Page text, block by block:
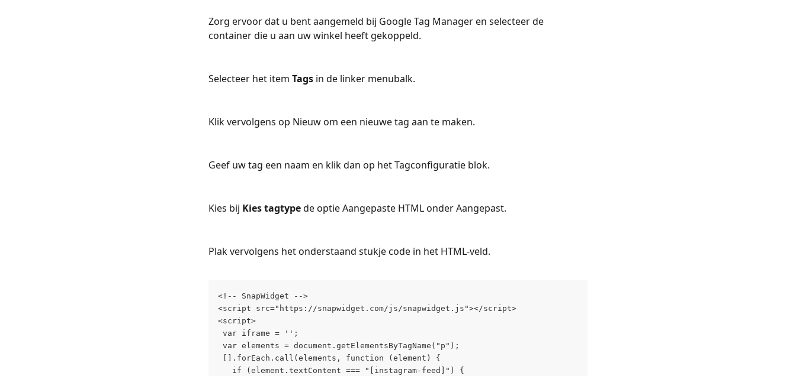
Zorg ervoor dat u bent aangemeld bij Google Tag Manager en selecteer de
container die u aan uw winkel heeft gekoppeld.
Selecteer het item Tags in de linker menubalk.
Klik vervolgens op Nieuw om een nieuwe tag aan te maken.
Geef uw tag een naam en klik dan op het Tagconfiguratie blok.
Kies bij Kies tagtype de optie Aangepaste HTML onder Aangepast.
Plak vervolgens het onderstaand stukje code in het HTML-veld.
<!-- SnapWidget -->
<script src="https://snapwidget.com/js/snapwidget.js"></script>
<script>
var iframe = '';
var elements = document.getElementsByTagName("p");
[].forEach.call(elements, function (element) {
   if (element.textContent === "[instagram-feed]") {